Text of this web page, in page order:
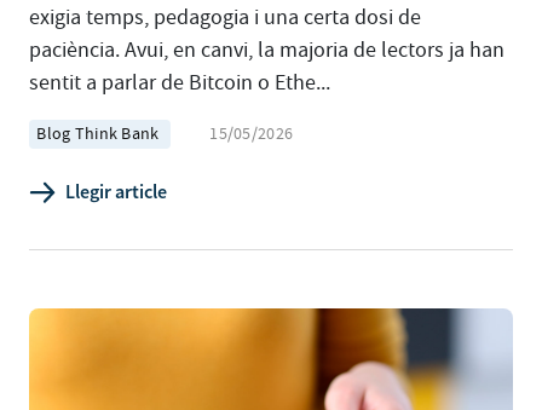
exigia temps, pedagogia i una certa dosi de
paciència. Avui, en canvi, la majoria de lectors ja han
sentit a parlar de Bitcoin o Ethe...
Blog Think Bank 15/05/2026
Llegir article